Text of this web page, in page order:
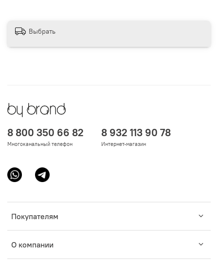
Выбрать
Покупателям
О компании
8 800 350 66 82
Многоканальный телефон
8 932 113 90 78
Интернет-магазин